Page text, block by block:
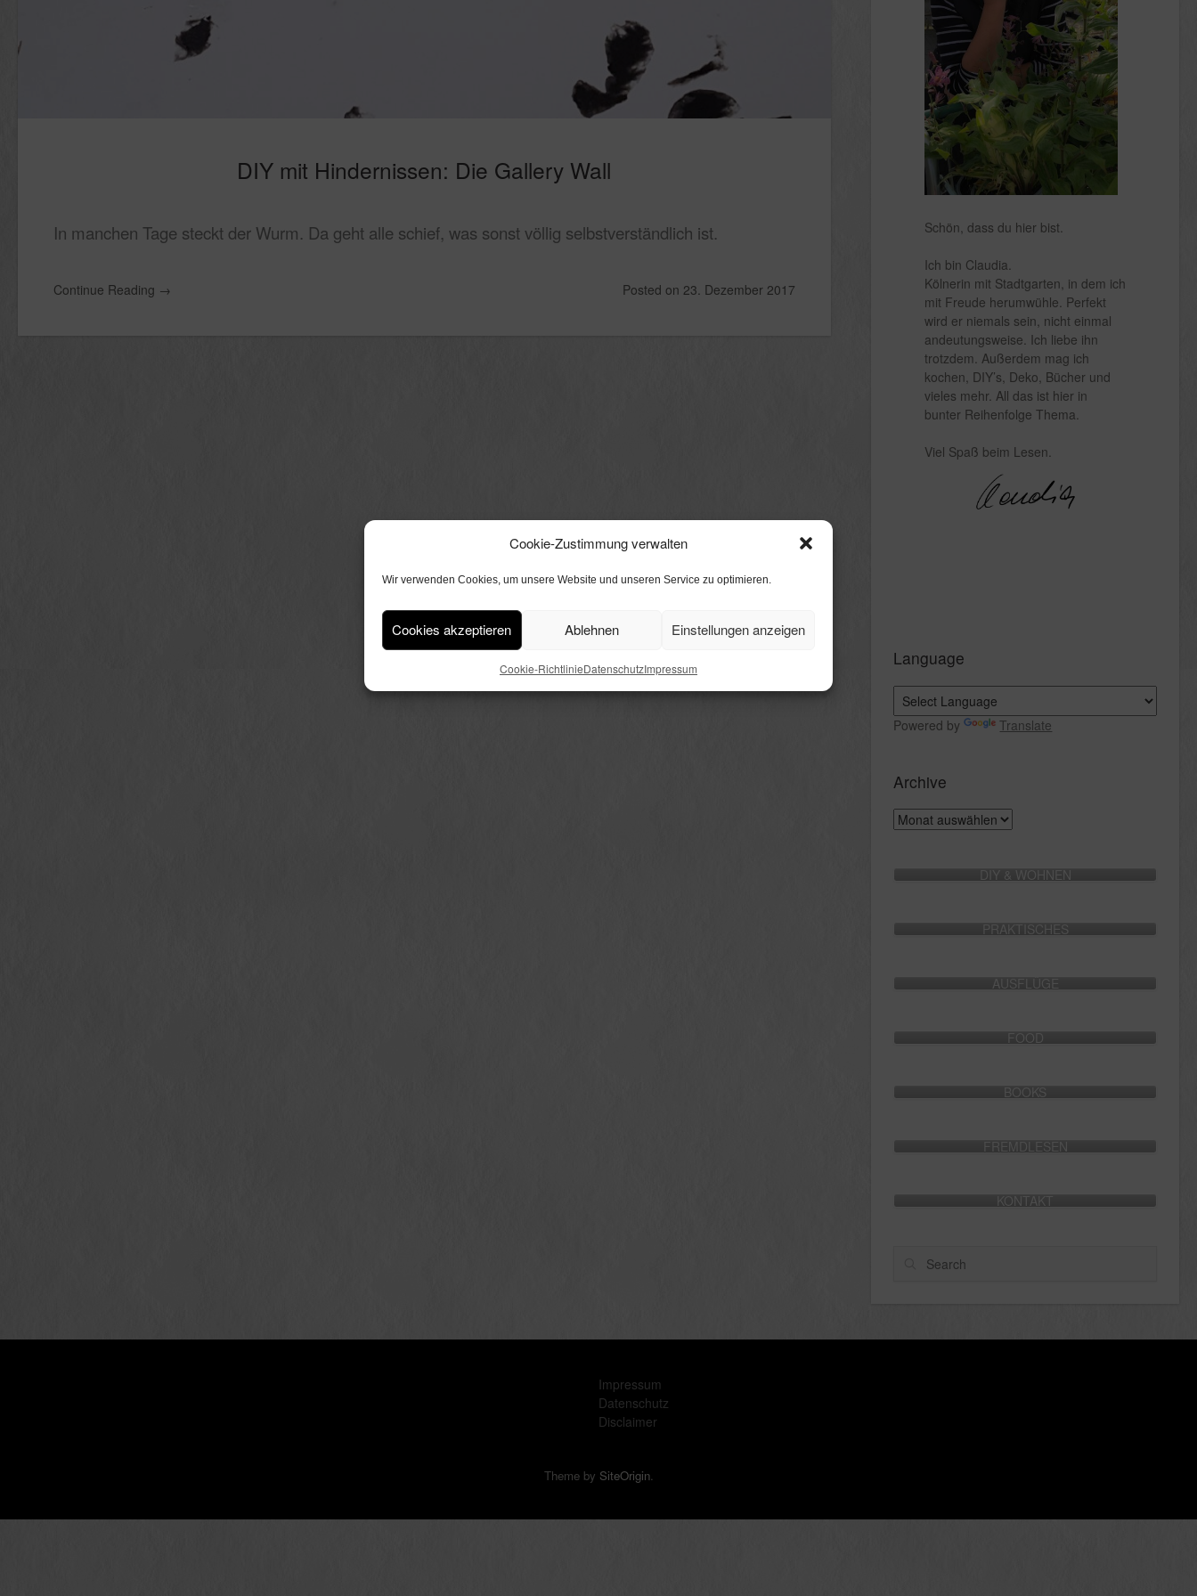
Cookie-Zustimmung verwalten
Wir verwenden Cookies, um unsere Website und unseren Service zu optimieren.
Cookies akzeptieren Ablehnen Einstellungen anzeigen
Cookie-RichtlinieDatenschutzImpressum
DIY mit Hindernissen: Die Gallery Wall
In manchen Tage steckt der Wurm. Da geht alle schief, was sonst völlig selbstverständlich ist.
Continue Reading → Posted on 23. Dezember 2017
Schön, dass du hier bist.
Ich bin Claudia.
Kölnerin mit Stadtgarten, in dem ich
mit Freude herumwühle. Perfekt
wird er niemals sein, nicht einmal
andeutungsweise. Ich liebe ihn
trotzdem. Außerdem mag ich
kochen, DIY’s, Deko, Bücher und
vieles mehr. All das ist hier in
bunter Reihenfolge Thema.
Viel Spaß beim Lesen.
Language
Powered by Translate
Archive
Archive
DIY & WOHNEN
PRAKTISCHES
AUSFLÜGE
FOOD
BOOKS
FREMDLESEN
KONTAKT
Search
Impressum
Datenschutz
Disclaimer
Theme by SiteOrigin.